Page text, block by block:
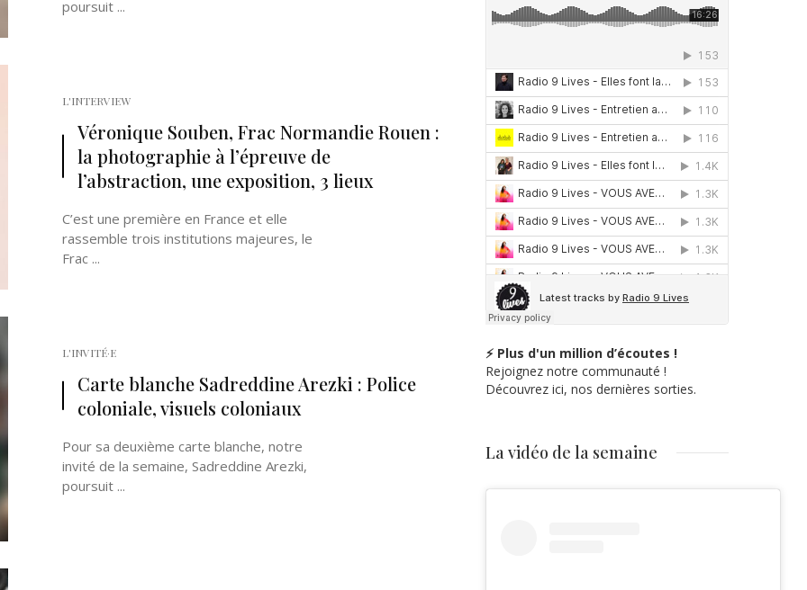
poursuit ...
L'INTERVIEW
Véronique Souben, Frac Normandie Rouen :
la photographie à l’épreuve de
l’abstraction, une exposition, 3 lieux
C’est une première en France et elle
rassemble trois institutions majeures, le
Frac ...
L'INVITÉ·E
Carte blanche Sadreddine Arezki : Police
coloniale, visuels coloniaux
Pour sa deuxième carte blanche, notre
invité de la semaine, Sadreddine Arezki,
poursuit ...
⚡ Plus d'un million d’écoutes !
Rejoignez notre communauté !
Découvrez ici, nos dernières sorties.
La vidéo de la semaine